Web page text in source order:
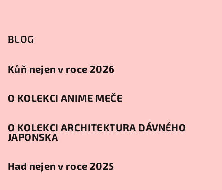
BLOG
Kůň nejen v roce 2026
O KOLEKCI ANIME MEČE
O KOLEKCI ARCHITEKTURA DÁVNÉHO
JAPONSKA
Had nejen v roce 2025